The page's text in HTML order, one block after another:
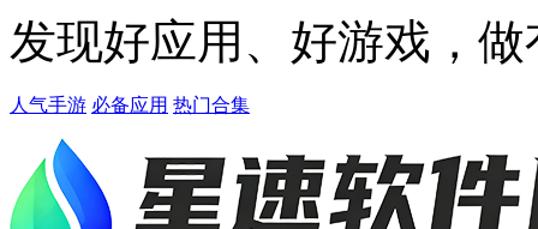
发现好应用、好游戏，
人气手游 必备应用 热门合集